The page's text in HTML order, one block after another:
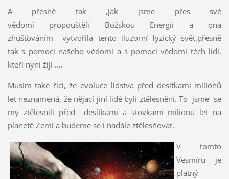
A přesně tak ,jak jsme přes své
vědomí propouštěli Božskou Energii a ona
zhušťováním vytvořila tento iluzorní fyzický svět,přesně
tak s pomocí našeho vědomí a s pomocí vědomí těch lidí,
kteří nyní žijí ....
Musím také říci, že evoluce lidstva před desítkami miliónů
let neznamená, že nějací jiní lidé byli ztělesněni. To jsme se
my ztělesnili před desítkami a stovkami milionů let na
planetě Zemi a budeme se i nadále ztělesňovat.
V tomto
Vesmíru je
platný